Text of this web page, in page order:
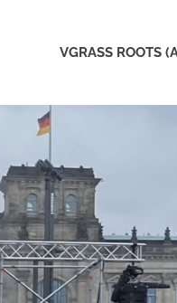
VGRASS ROOTS